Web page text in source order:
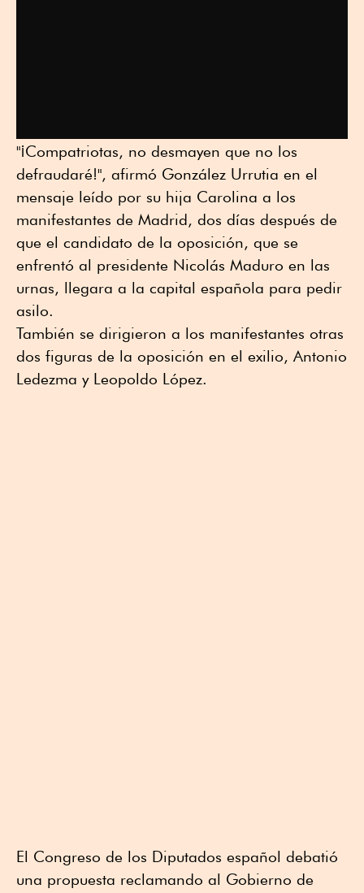
"¡Compatriotas, no desmayen que no los
defraudaré!", afirmó González Urrutia en el
mensaje leído por su hija Carolina a los
manifestantes de Madrid, dos días después de
que el candidato de la oposición, que se
enfrentó al presidente Nicolás Maduro en las
urnas, llegara a la capital española para pedir
asilo.
También se dirigieron a los manifestantes otras
dos figuras de la oposición en el exilio, Antonio
Ledezma y Leopoldo López.
El Congreso de los Diputados español debatió
una propuesta reclamando al Gobierno de